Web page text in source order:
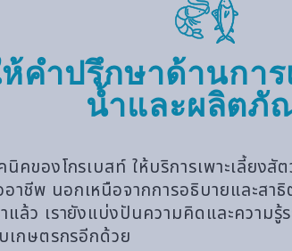
คำปรึกษาด้านการ
น้ำและผลิตภั
คของโกรเบสท์ ให้บริการเพาะเลี้ยงสั
ชีพ นอกเหนือจากการอธิบายและสา
ล้ว เรายังแบ่งปันความคิดและความรู้
เกษตรกรอีกด้วย